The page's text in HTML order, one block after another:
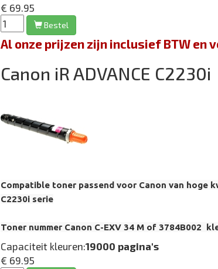
€ 69.95
Bestel
Al onze prijzen zijn inclusief BTW en
Canon iR ADVANCE C2230i
Compatible toner passend voor Canon van hoge
C2230i serie
Toner nummer Canon C-EXV 34 M of 3784B002
Capaciteit kleuren:19000 pagina's
€ 69.95